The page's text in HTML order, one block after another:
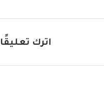
اترك تعليقًا